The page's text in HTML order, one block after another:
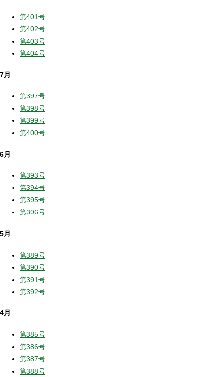
第401号
第402号
第403号
第404号
7月
第397号
第398号
第399号
第400号
6月
第393号
第394号
第395号
第396号
5月
第389号
第390号
第391号
第392号
4月
第385号
第386号
第387号
第388号